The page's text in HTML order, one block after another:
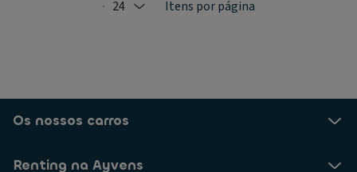
Selected: 24
24 Itens por página
Os nossos carros
Renting na Ayvens